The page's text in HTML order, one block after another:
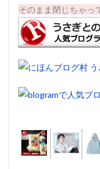
そのまま閉じちゃ